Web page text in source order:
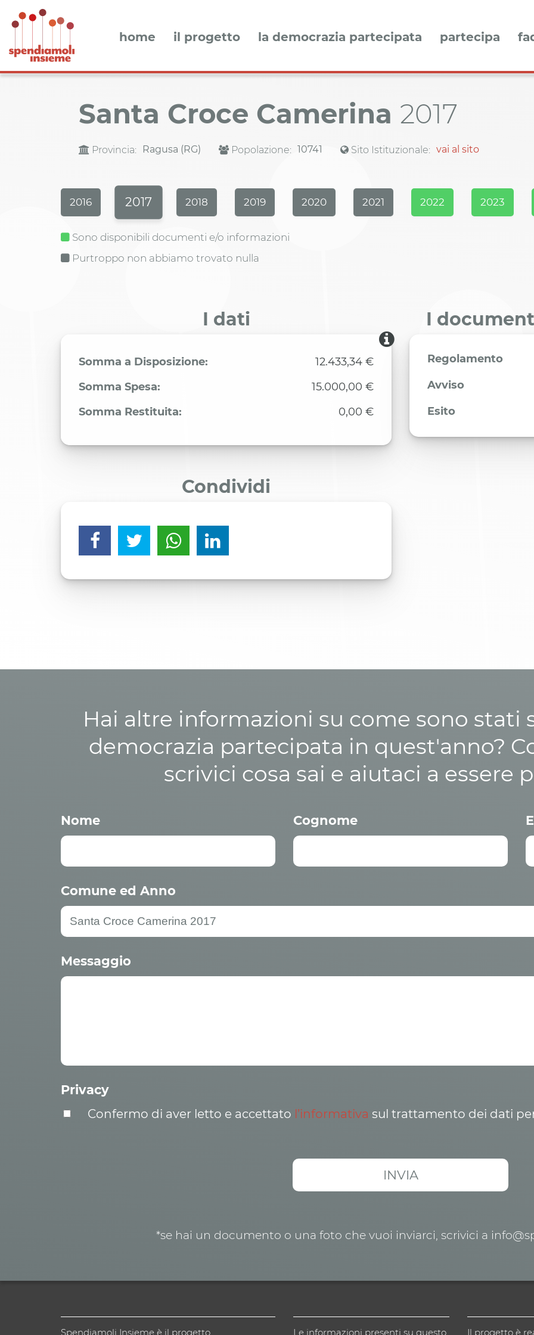
home il progetto la democrazia partecipata partecipa
Santa Croce Camerina 2017
Provincia: Ragusa (RG) Popolazione: 10741 Sito Istituzionale: vai al sito
2016 2017 2018 2019 2020 2021 2022 2023
Sono disponibili documenti e/o informazioni
Purtroppo non abbiamo trovato nulla
I dati
Somma a Disposizione:
12.433,34 €
Somma Spesa:
15.000,00 €
Somma Restituita:
0,00 €
I
Regolamento
Avviso
Esito
Condividi
Hai altre informazioni su come sono stati
democrazia partecipata in quest'anno?
scrivici cosa sai e aiutaci a essere
Nome Cognome
Comune ed Anno
Messaggio
Privacy
Confermo di aver letto e accettato l’informativa sul trattamento dei dati
*se hai un documento o una foto che vuoi inviarci, scrivici a
Spendiamoli Insieme è il progetto Le informazioni presenti su questo Il progetto è